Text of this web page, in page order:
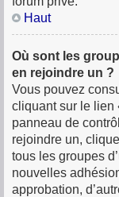
Haut
Où sont les
en rejoindre un ?
Vous pouvez
cliquant sur le lien
panneau de
rejoindre un,
tous les groupes
nouvelles
approbation,